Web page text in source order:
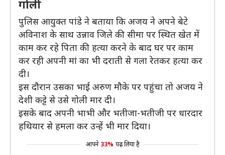
गोली
पुलिस आयुक्त पांडे ने बताया कि अजय ने अपने बेटे
अविनाश के साथ उन्नाव जिले की सीमा पर स्थित खेत में
काम कर रहे पिता की हत्या करने के बाद घर पर काम
कर रही अपनी मां का भी दराती से गला रेतकर हत्या कर
दी।
इस दौरान उसका भाई अरुण मौके पर पहुंचा तो अजय ने
देशी कट्टे से उसे गोली मार दी।
इसके बाद अपनी भाभी और भतीजा-भतीजी पर धारदार
हथियार से हमला कर उन्हें भी मार दिया।
आपने 33% पढ़ लिया है